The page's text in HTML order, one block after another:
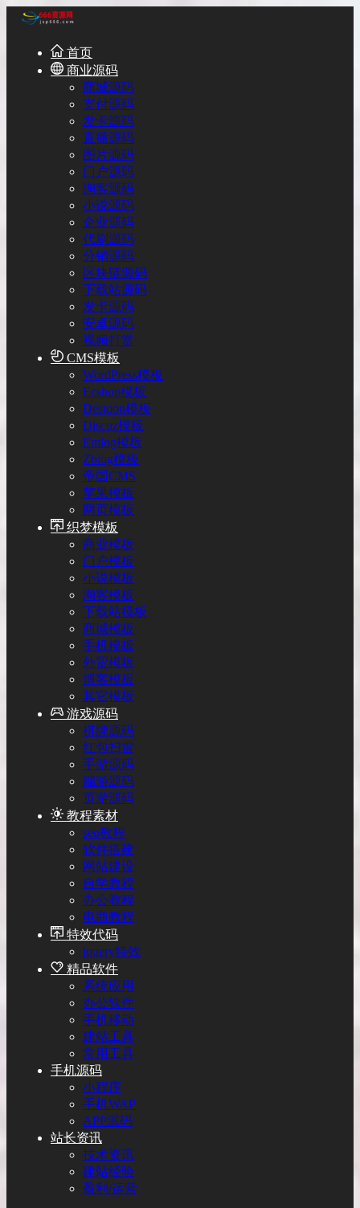
首页
商业源码
商城源码
支付源码
发卡源码
直播源码
图片源码
门户源码
淘客源码
小说源码
企业源码
代刷源码
分销源码
区块链源码
下载站源码
发卡源码
安卓源码
视频打赏
CMS模板
WordPress模板
Ecshop模板
Destoon模板
Discuz模板
Emlog模板
Zblog模板
帝国CMS
苹果模板
网页模板
织梦模板
商业模板
门户模板
小说模板
淘客模板
下载站模板
商城模板
手机模板
外贸模板
博客模板
其它模板
游戏源码
棋牌源码
红包扫雷
手游源码
端游源码
页游源码
教程素材
seo教程
软件搭建
网站建设
自学教程
办公教程
电商教程
特效代码
jquery特效
精品软件
系统应用
办公软件
手机移动
建站工具
常用工具
手机源码
小程序
手机WAP
APP源码
站长资讯
技术资讯
建站经验
盈利/运营